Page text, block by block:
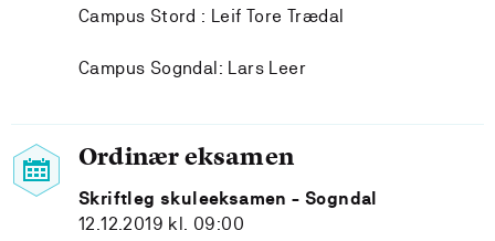
Campus Stord : Leif Tore Trædal
Campus Sogndal: Lars Leer
Ordinær eksamen
Skriftleg skuleeksamen - Sogndal
12.12.2019 kl. 09:00